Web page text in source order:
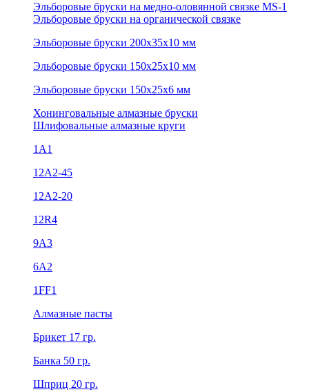
Эльборовые бруски на медно-оловянной связке MS-1
Эльборовые бруски на органической связке
Эльборовые бруски 200х35х10 мм
Эльборовые бруски 150х25х10 мм
Эльборовые бруски 150х25х6 мм
Хонинговальные алмазные бруски
Шлифовальные алмазные круги
1А1
12A2-45
12А2-20
12R4
9А3
6А2
1FF1
Алмазные пасты
Брикет 17 гр.
Банка 50 гр.
Шприц 20 гр.